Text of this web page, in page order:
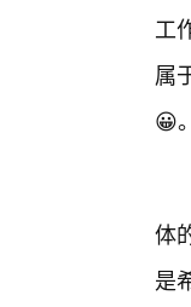
工
属
😀。
体
是